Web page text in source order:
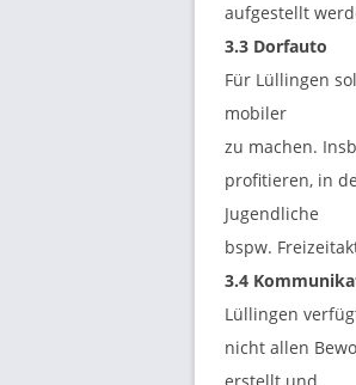
aufgestellt
3.3 Dorfauto
Für Lüllingen
mobiler
zu machen.
profitieren, in
Jugendliche
bspw.
3.4
Lüllingen
nicht allen